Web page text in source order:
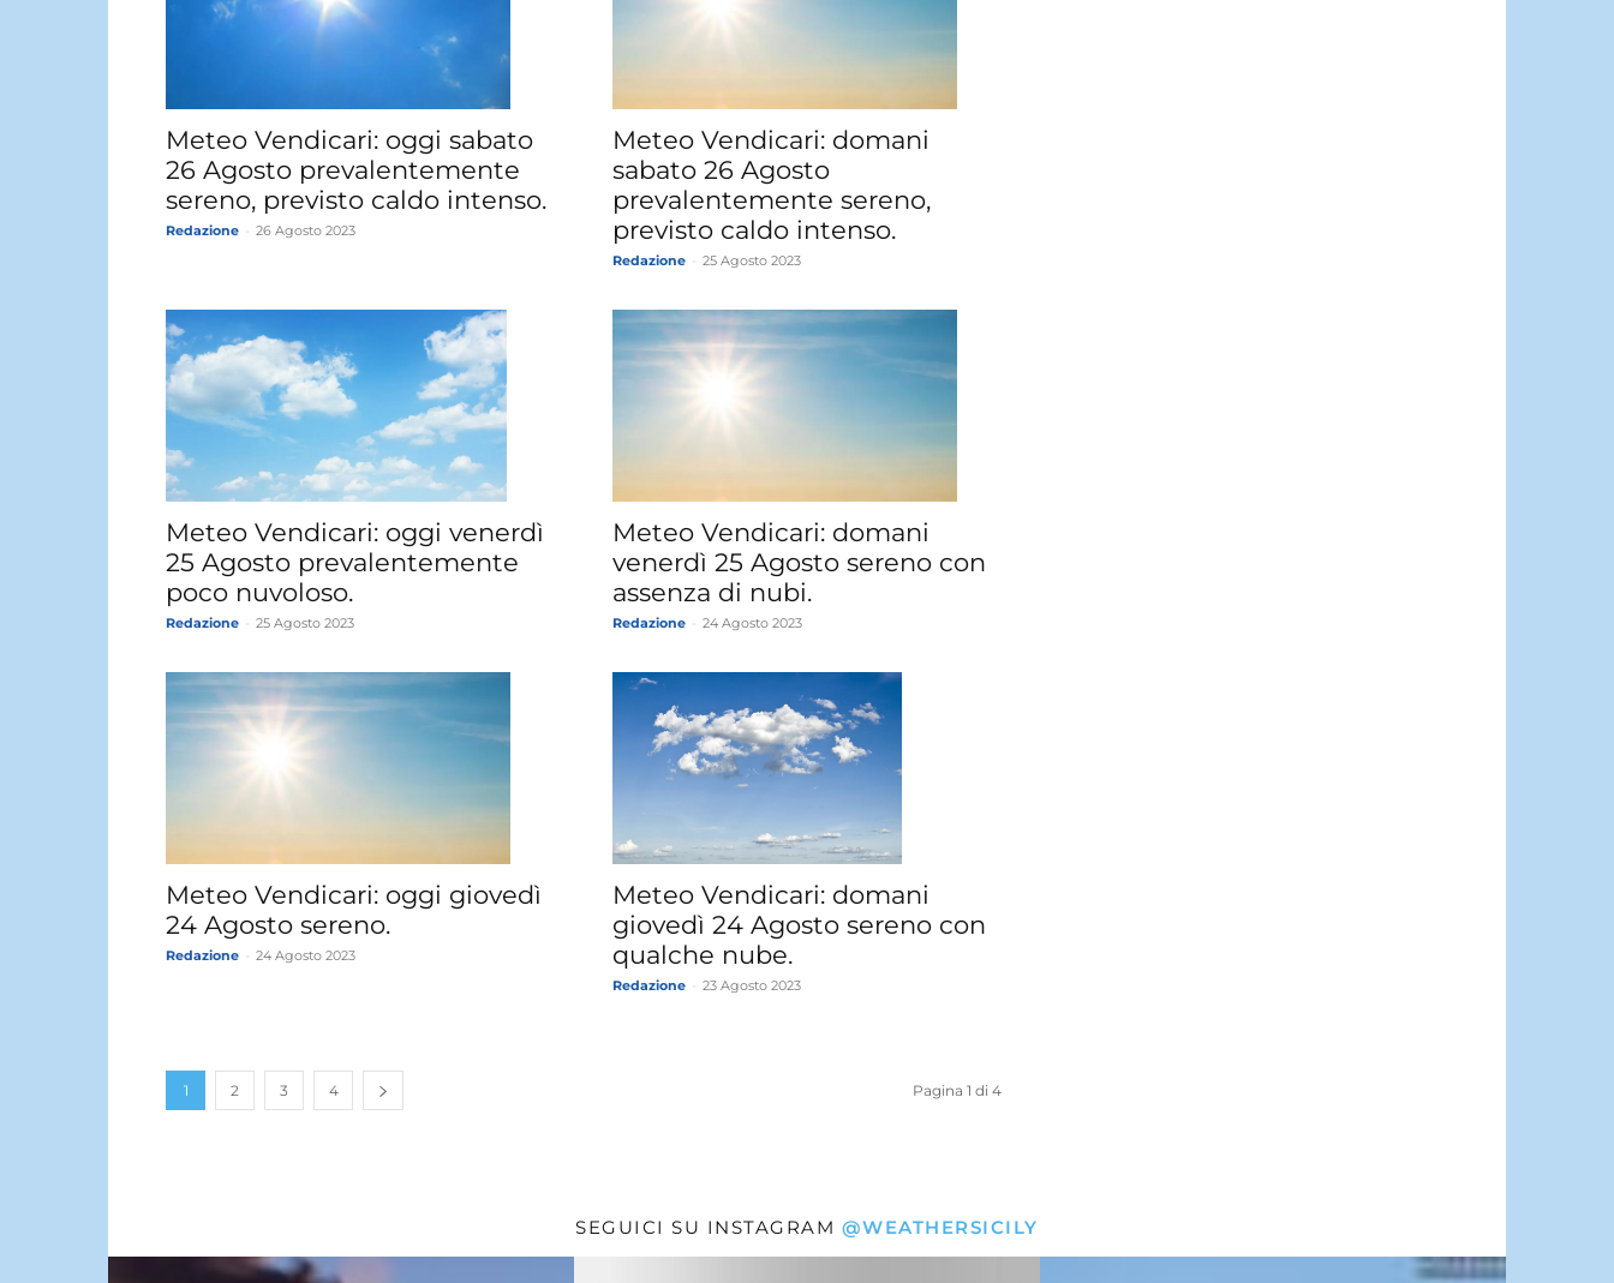
Meteo Vendicari: oggi sabato
26 Agosto prevalentemente
sereno, previsto caldo intenso.
Redazione 26 Agosto 2023
Meteo Vendicari: domani
sabato 26 Agosto
prevalentemente sereno,
previsto caldo intenso.
Redazione 25 Agosto 2023
Meteo Vendicari: oggi venerdì
25 Agosto prevalentemente
poco nuvoloso.
Redazione 25 Agosto 2023
Meteo Vendicari: domani
venerdì 25 Agosto sereno con
assenza di nubi.
Redazione 24 Agosto 2023
Meteo Vendicari: oggi giovedì
24 Agosto sereno.
Redazione 24 Agosto 2023
Meteo Vendicari: domani
giovedì 24 Agosto sereno con
qualche nube.
Redazione 23 Agosto 2023
1 2 3 4 Pagina 1 di 4
SEGUICI SU INSTAGRAM @WEATHERSICILY